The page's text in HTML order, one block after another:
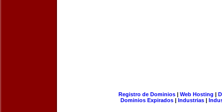
Registro de Dominios| Web Hosting |
Dominios Expirados | Industrias |